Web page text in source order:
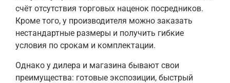
счёт отсутствия торговых наценок посредников.
Кроме того, у производителя можно заказать
нестандартные размеры и получить гибкие
условия по срокам и комплектации.
Однако у дилера и магазинa бывают свои
преимущества: готовые экспозиции, быстрый